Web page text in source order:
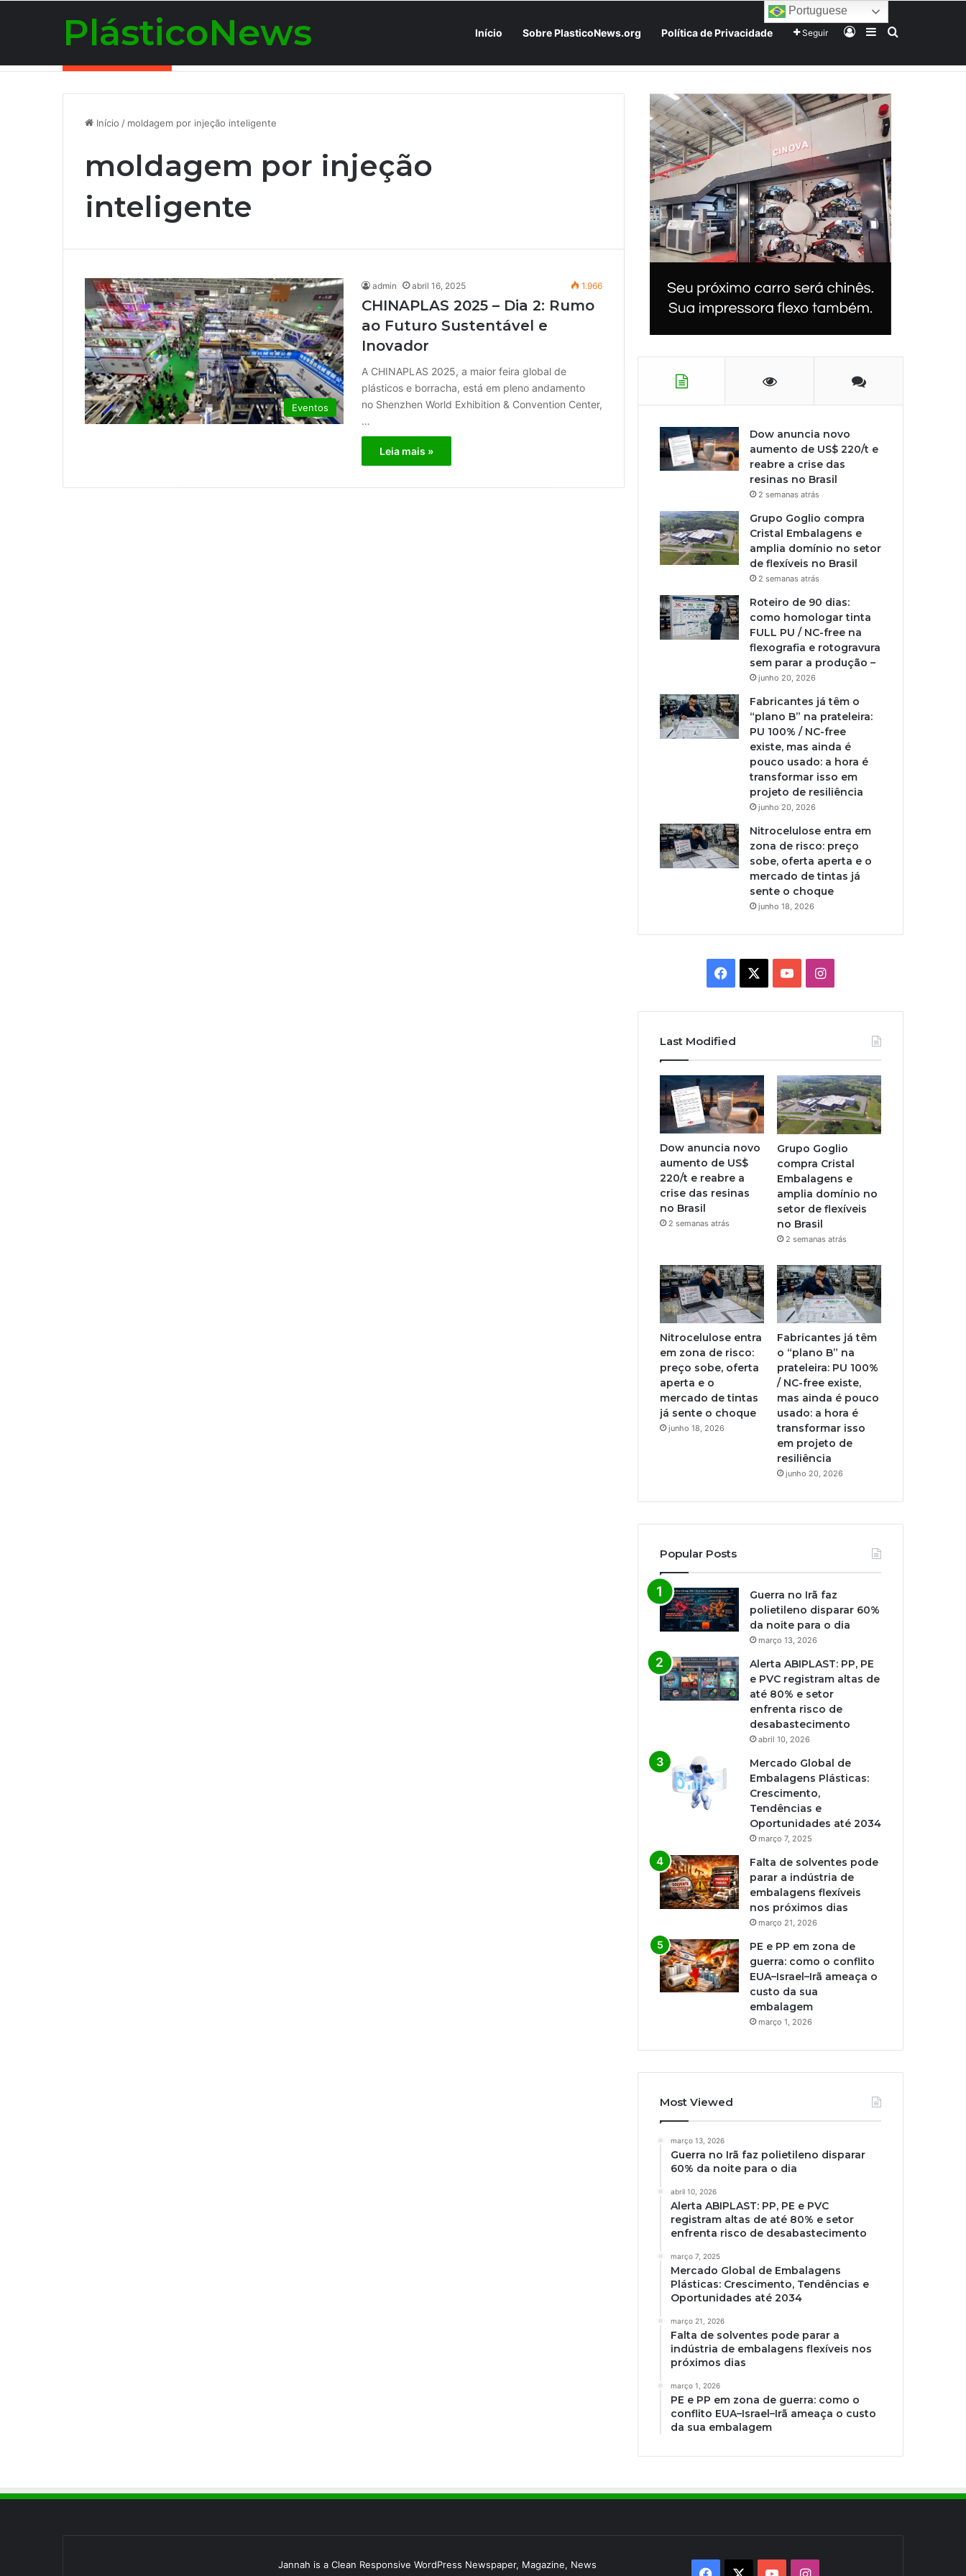
PlásticoNews Início Sobre PlasticoNews.org Política de Privacidade Seguir EntrarBarra Lateral
Procurar por
Início / moldagem por injeção inteligente
moldagem por injeção
inteligente
Eventos
admin abril 16, 2025 1.966
CHINAPLAS 2025 – Dia 2: Rumo
ao Futuro Sustentável e
Inovador
A CHINAPLAS 2025, a maior feira global de
plásticos e borracha, está em pleno andamento
no Shenzhen World Exhibition & Convention Center,
…
Leia mais »
Dow anuncia novo
aumento de US$ 220/t e
reabre a crise das
resinas no Brasil
2 semanas atrás
Grupo Goglio compra
Cristal Embalagens e
amplia domínio no setor
de flexíveis no Brasil
2 semanas atrás
Roteiro de 90 dias:
como homologar tinta
FULL PU / NC-free na
flexografia e rotogravura
sem parar a produção –
junho 20, 2026
Fabricantes já têm o
“plano B” na prateleira:
PU 100% / NC-free
existe, mas ainda é
pouco usado: a hora é
transformar isso em
projeto de resiliência
junho 20, 2026
Nitrocelulose entra em
zona de risco: preço
sobe, oferta aperta e o
mercado de tintas já
sente o choque
junho 18, 2026
Facebook YouTubeInstagram
Last Modified
Dow anuncia novo
aumento de US$
220/t e reabre a
crise das resinas
no Brasil
2 semanas atrás
Grupo Goglio
compra Cristal
Embalagens e
amplia domínio no
setor de flexíveis
no Brasil
2 semanas atrás
Nitrocelulose entra
em zona de risco:
preço sobe, oferta
aperta e o
mercado de tintas
já sente o choque
junho 18, 2026
Fabricantes já têm
o “plano B” na
prateleira: PU 100%
/ NC-free existe,
mas ainda é pouco
usado: a hora é
transformar isso
em projeto de
resiliência
junho 20, 2026
Popular Posts
Guerra no Irã faz
polietileno disparar 60%
da noite para o dia
março 13, 2026
Alerta ABIPLAST: PP, PE
e PVC registram altas de
até 80% e setor
enfrenta risco de
desabastecimento
abril 10, 2026
Mercado Global de
Embalagens Plásticas:
Crescimento,
Tendências e
Oportunidades até 2034
março 7, 2025
Falta de solventes pode
parar a indústria de
embalagens flexíveis
nos próximos dias
março 21, 2026
PE e PP em zona de
guerra: como o conflito
EUA–Israel–Irã ameaça o
custo da sua
embalagem
março 1, 2026
Most Viewed
março 13, 2026
Guerra no Irã faz polietileno disparar
60% da noite para o dia
abril 10, 2026
Alerta ABIPLAST: PP, PE e PVC
registram altas de até 80% e setor
enfrenta risco de desabastecimento
março 7, 2025
Mercado Global de Embalagens
Plásticas: Crescimento, Tendências e
Oportunidades até 2034
março 21, 2026
Falta de solventes pode parar a
indústria de embalagens flexíveis nos
próximos dias
março 1, 2026
PE e PP em zona de guerra: como o
conflito EUA–Israel–Irã ameaça o custo
da sua embalagem
Jannah is a Clean Responsive WordPress Newspaper, Magazine, News
Facebook YouTubeInstagram
Portuguese